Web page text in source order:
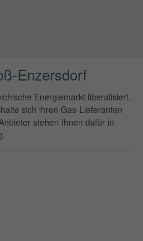
Enzersdorf
Energiemarkt liberalisiert.
sich ihren Gas-Lieferanten
stehen Ihnen dafür in